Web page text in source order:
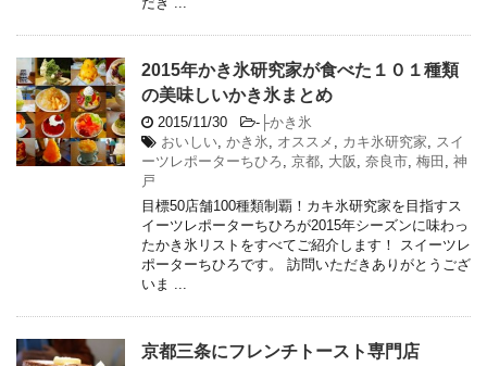
2015年かき氷研究家が食べた１０１種類
の美味しいかき氷まとめ
2015/11/30 - ├かき氷
おいしい, かき氷, オススメ , カキ氷研究家, スイ
ーツレポーターちひろ , 京都, 大阪 , 奈良市, 梅田 , 神
戸
目標50店舗100種類制覇！カキ氷研究家を目指すス
イーツレポーターちひろが2015年シーズンに味わっ
たかき氷リストをすべてご紹介します！ スイーツレ
ポーターちひろです。 訪問いただきありがとうござ
いま ...
京都三条にフレンチトースト専門店